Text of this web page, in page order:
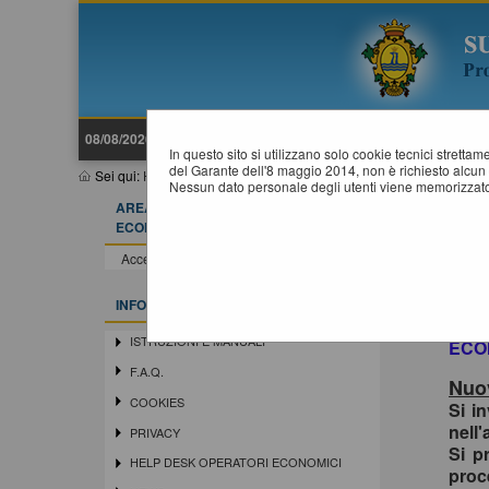
08/08/2026 06:13
Sei qui: Home»Procedure d'appalto e contratti» Gare e
In questo sito si utilizzano solo cookie tecnici
del Garante dell'8 maggio 2014, non è richiesto
Nessun dato personale degli utenti viene
AREA RISERVATA OPERATORE
ECONOMICO
Accedi - Registrati
INFORMAZIONI
ISTRUZIONI E MANUALI
F.A.Q.
COOKIES
PRIVACY
HELP DESK OPERATORI ECONOMICI
In
Si
Si
Si